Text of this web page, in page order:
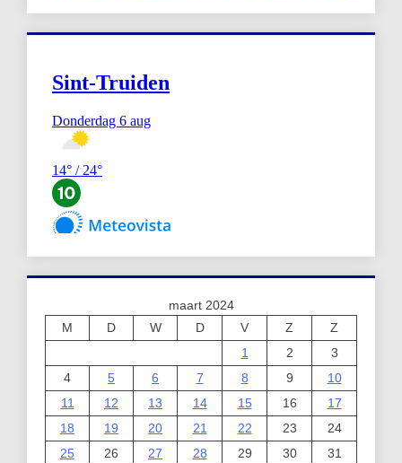
maart 2024
M
D W D V Z
Z
1
2
3
4
5 6 7 8 9
10
11
12 13 14 15 16
17
18
19 20 21 22 23
24
25
26 27 28 29 30 31